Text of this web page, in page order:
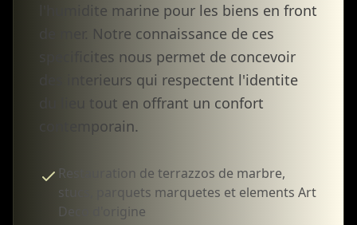
l'humidite marine pour les biens en front
de mer. Notre connaissance de ces
specificites nous permet de concevoir
des interieurs qui respectent l'identite
du lieu tout en offrant un confort
contemporain.
Restauration de terrazzos de marbre,
stucs, parquets marquetes et elements Art
Deco d'origine